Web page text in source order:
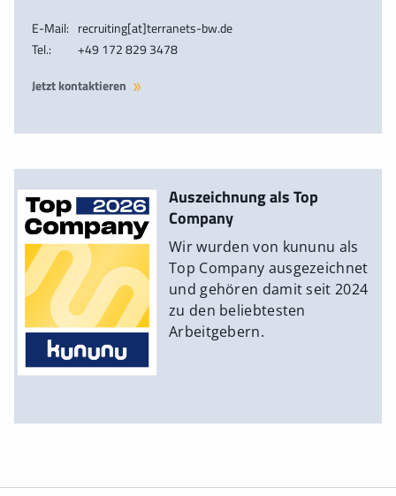
E-Mail: recruiting[at]terranets-bw.de
Tel.:
+49 172 829 3478
Jetzt kontaktieren
Auszeichnung als Top
Company
Wir wurden von kununu als
Top Company ausgezeichnet
und gehören damit seit 2024
zu den beliebtesten
Arbeitgebern.